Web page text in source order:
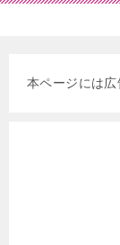
本ページには